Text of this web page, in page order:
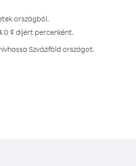
országból.
¢ díjért percenként.
Szváziföld országot.